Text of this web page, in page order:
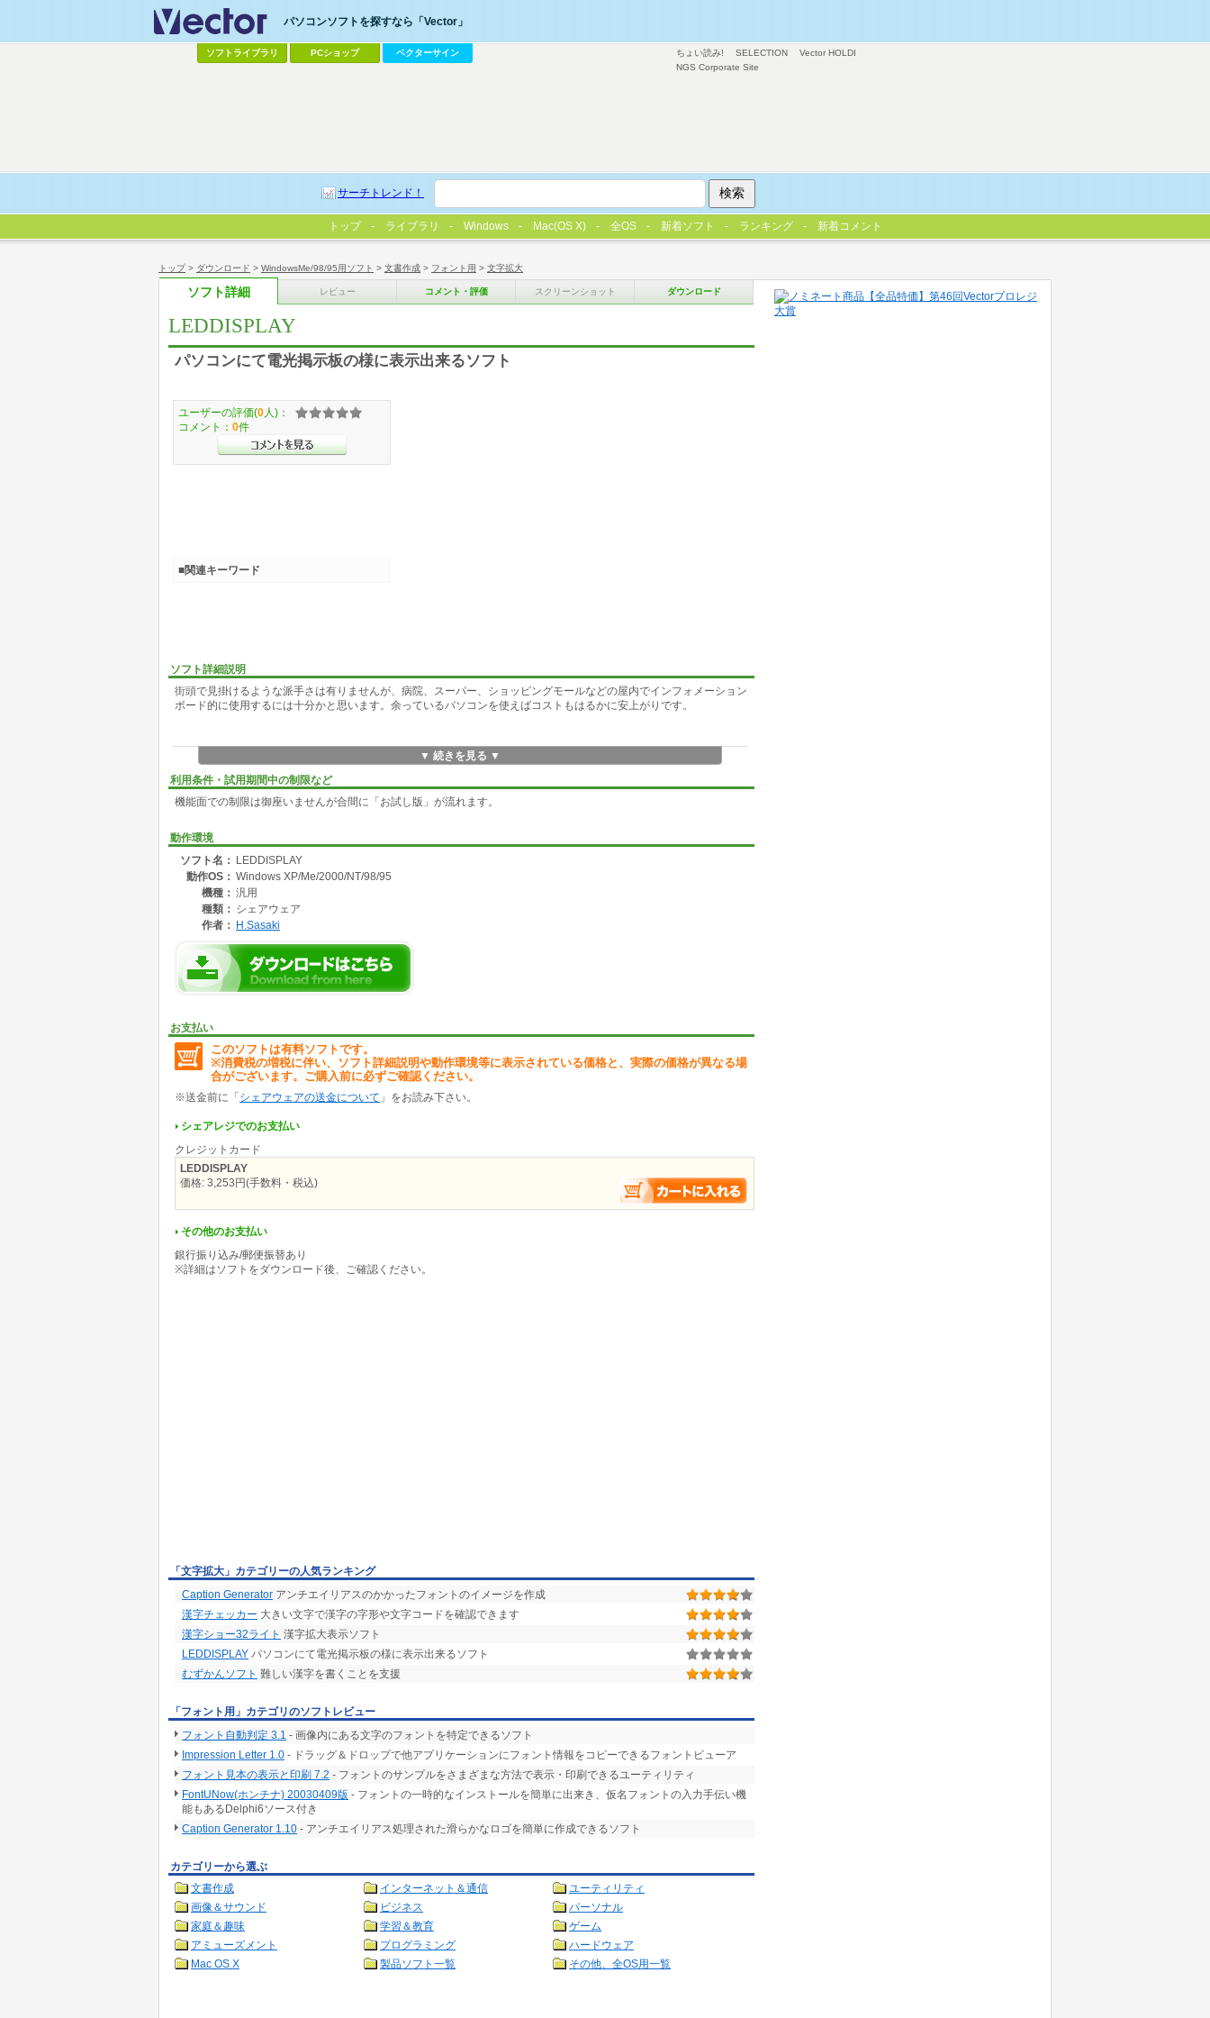
トップ> ダウンロード > WindowsMe/98/95用ソフト > 文書作成 > フォント用 > 文字拡大
ソフト詳細 レビュー コメント・評価 スクリーンショット ダウンロード
LEDDISPLAY
パソコンにて電光掲示板の様に表示出来るソフト
ソフト詳細説明
街頭で見掛けるような派手さは有りませんが、病院、スーパー、ショッピングモールなどの屋内でインフォメーション
ボード的に使用するには十分かと思います。余っているパソコンを使えばコストもはるかに安上がりです。
▼ 続きを見る ▼
利用条件・試用期間中の制限など
機能面での制限は御座いませんが合間に「お試し版」が流れます。
動作環境
ソフト名： LEDDISPLAY
動作OS： Windows XP/Me/2000/NT/98/95
機種： 汎用
種類： シェアウェア
作者： H.Sasaki
お支払い
このソフトは有料ソフトです。
※消費税の増税に伴い、ソフト詳細説明や動作環境等に表示されている価格と、実際の価格が異なる場
合がございます。ご購入前に必ずご確認ください。
※送金前に「 シェアウェアの送金について 」をお読み下さい。
シェアレジでのお支払い
クレジットカード
LEDDISPLAY
価格: 3,253円(手数料・税込)
その他のお支払い
銀行振り込み/郵便振替あり
※詳細はソフトをダウンロード後、ご確認ください。
ユーザーの評価(0 人)：
コメント： 0件
■関連キーワード
「文字拡大」カテゴリーの人気ランキング
Caption Generator アンチエイリアスのかかったフォントのイメージを作成
漢字チェッカー 大きい文字で漢字の字形や文字コードを確認できます
漢字ショー32ライト 漢字拡大表示ソフト
LEDDISPLAY パソコンにて電光掲示板の様に表示出来るソフト
むずかんソフト 難しい漢字を書くことを支援
「フォント用」カテゴリのソフトレビュー
フォント自動判定 3.1 - 画像内にある文字のフォントを特定できるソフト
Impression Letter 1.0 - ドラッグ＆ドロップで他アプリケーションにフォント情報をコピーできるフォントビューア
フォント見本の表示と印刷 7.2 - フォントのサンプルをさまざまな方法で表示・印刷できるユーティリティ
FontUNow(ホンチナ) 20030409版 - フォントの一時的なインストールを簡単に出来き、仮名フォントの入力手伝い機
能もあるDelphi6ソース付き
Caption Generator 1.10 - アンチエイリアス処理された滑らかなロゴを簡単に作成できるソフト
カテゴリーから選ぶ
文書作成
インターネット＆通信
ユーティリティ
画像＆サウンド
ビジネス
パーソナル
家庭＆趣味
学習＆教育
ゲーム
アミューズメント
プログラミング
ハードウェア
Mac OS X
製品ソフト一覧 その他、全OS用一覧
ちょい読み! SELECTION
Vector HOLDI
NGS Corporate Site
パソコンソフトを探すなら「Vector」
ソフトライブラリ PCショップ ベクターサイン
サーチトレンド！
トップ ライブラリ Windows Mac(OS X) 全OS 新着ソフト ランキング 新着コメント